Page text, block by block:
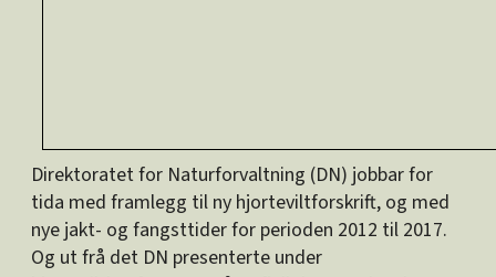
Direktoratet for Naturforvaltning (DN) jobbar for
tida med framlegg til ny hjorteviltforskrift, og med
nye jakt- og fangsttider for perioden 2012 til 2017.
Og ut frå det DN presenterte under